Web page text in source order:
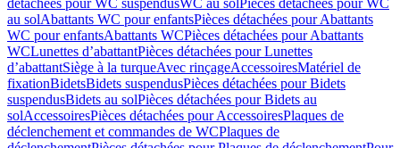
détachées pour WC suspendusWC au solPièces détachées pour WC
au solAbattants WC pour enfantsPièces détachées pour Abattants
WC pour enfantsAbattants WCPièces détachées pour Abattants
WCLunettes d’abattantPièces détachées pour Lunettes
d’abattantSiège à la turqueAvec rinçageAccessoiresMatériel de
fixationBidetsBidets suspendusPièces détachées pour Bidets
suspendusBidets au solPièces détachées pour Bidets au
solAccessoiresPièces détachées pour AccessoiresPlaques de
déclenchement et commandes de WCPlaques de